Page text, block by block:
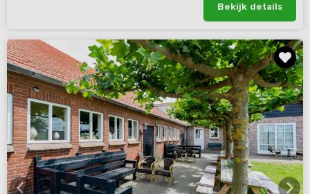
Bekijk details